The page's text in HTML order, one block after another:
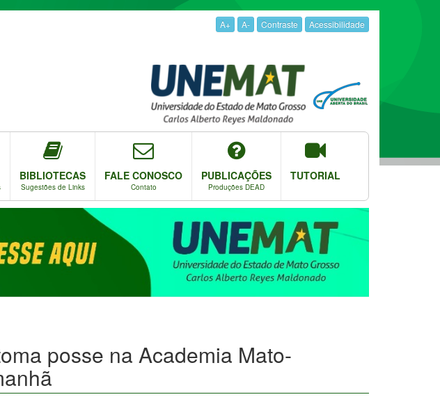
A+ A- Contraste Acessibilidade
BIBLIOTECAS
Sugestões de Links
FALE CONOSCO
Contato
PUBLICAÇÕES
Produções DEAD
TUTORIAL
posse na Academia Mato-